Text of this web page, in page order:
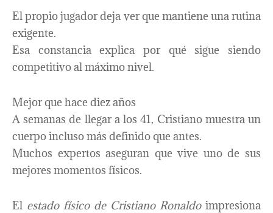
El propio jugador deja ver que mantiene una rutina
exigente.
Esa constancia explica por qué sigue siendo
competitivo al máximo nivel.
Mejor que hace diez años
A semanas de llegar a los 41, Cristiano muestra un
cuerpo incluso más definido que antes.
Muchos expertos aseguran que vive uno de sus
mejores momentos físicos.
El estado físico de Cristiano Ronaldoimpresiona